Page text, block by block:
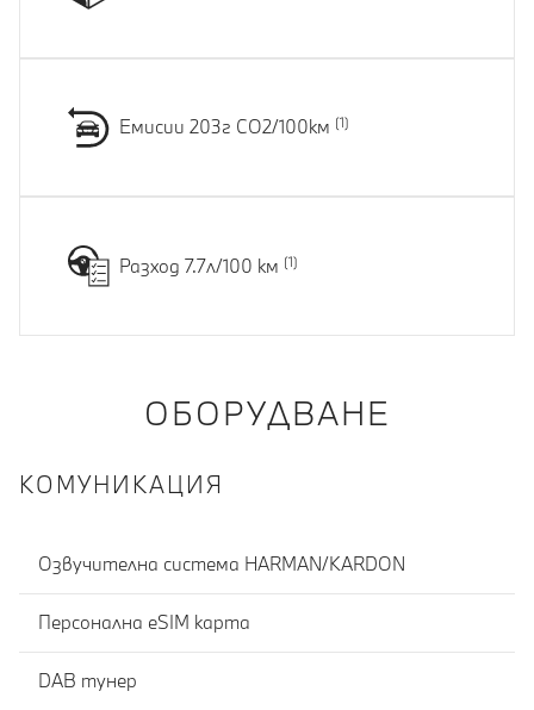
Емисии 203г CO2/100км
Разход 7.7л/100 км
ОБОРУДВАНЕ
КОМУНИКАЦИЯ
Озвучителна система HARMAN/KARDON
Персонална eSIM карта
DAB тунер